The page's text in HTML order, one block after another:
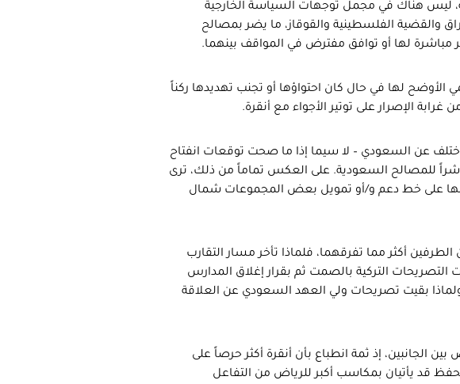
ليس هناك في مجمل توجهات السياسة الخارجية
والقضية الفلسطينية والقوقاز، ما يضر بمصالح
لها أو توافق مفترض في المواقف بينهما.
الأوضح لها في حال كان احتواؤها أو تجنب تهديدها ركناً
الإصرار على توتير الأجواء مع أنقرة.
عن السعودي – لا سيما إذا ما صحت توقعات انفتاح
للمصالح السعودية. على العكس تماماً من ذلك، ترى
على خط دعم و/أو تمويل بعض المجموعات شمال
أكثر مما تفرقهما، فلماذا تأخر مسار التقارب
التصريحات التركية بالصمت ثم بقرار إغلاق المدارس
ولماذا بقيت تصريحات ولي العهد السعودي عن العلاقة
الجانبين، إذ ثمة انطباع بأن أنقرة أكثر حرصاً على
قد يأتيان بمكاسب أكبر للرياض من التفاعل